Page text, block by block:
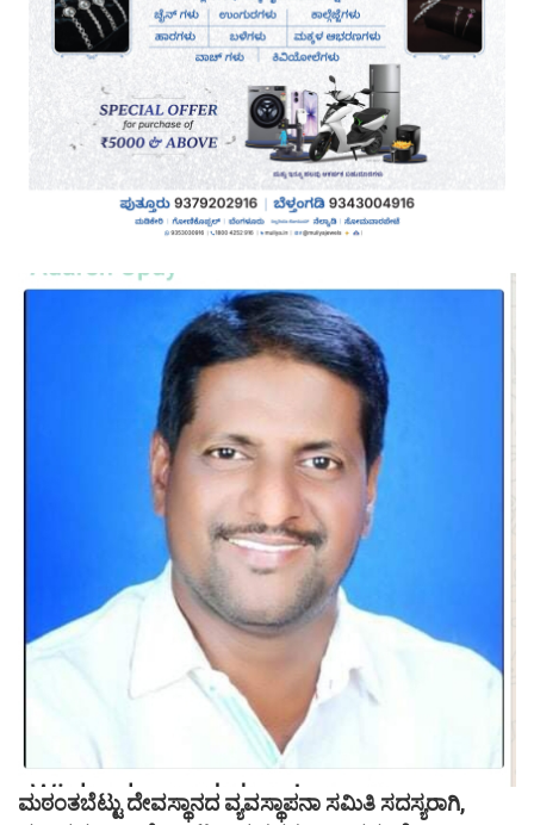
ಮಠಂತಬೆಟ್ಟು ದೇವಸ್ಥಾನದ ವ್ಯವಸ್ಥಾಪನಾ ಸಮಿತಿ ಸದಸ್ಯರಾಗಿ,